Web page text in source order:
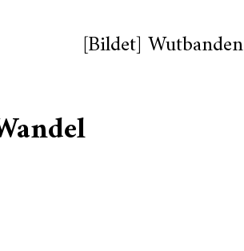
[Bildet] Wutbanden